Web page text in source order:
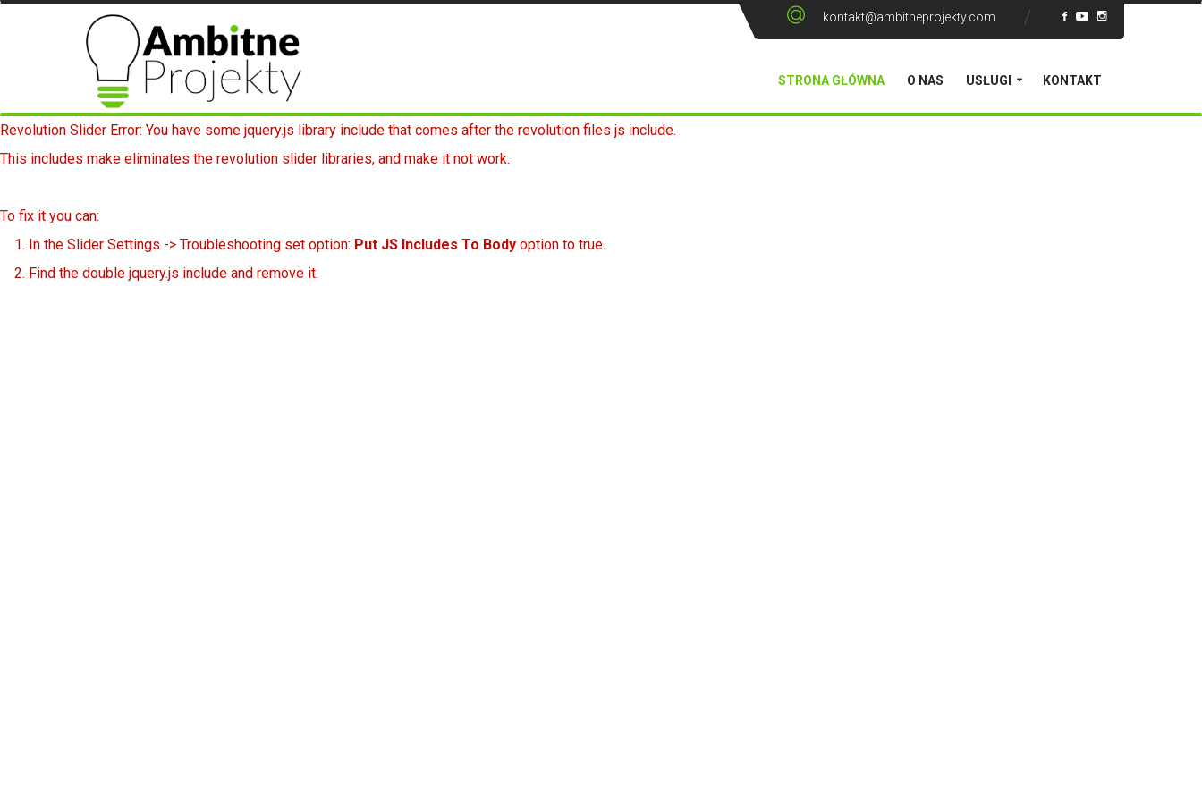
kontakt@ambitneprojekty.com
STRONA GŁÓWNA O NAS USŁUGI KONTAKT
Revolution Slider Error: You have some jquery.js library include that comes after the revolution files js include.
This includes make eliminates the revolution slider libraries, and make it not work.
To fix it you can:
1. In the Slider Settings -> Troubleshooting set option: Put JS Includes To Body option to true.
2. Find the double jquery.js include and remove it.